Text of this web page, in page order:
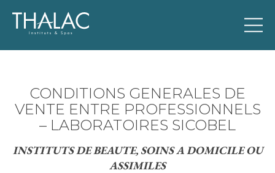
CONDITIONS GENERALES DE
VENTE ENTRE PROFESSIONNELS
– LABORATOIRES SICOBEL
INSTITUTS DE BEAUTE, SOINS A DOMICILE OU
ASSIMILES